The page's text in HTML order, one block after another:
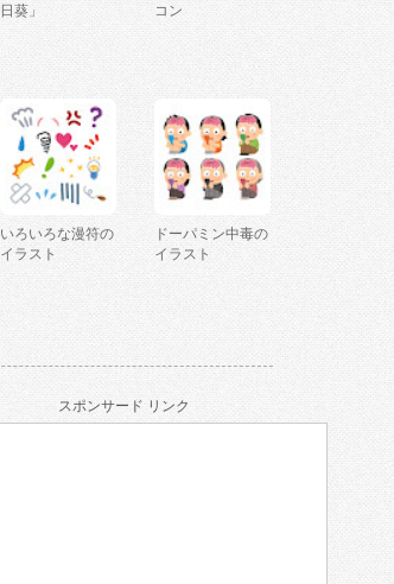
日葵」
コン
いろいろな漫符の
イラスト
ドーパミン中毒の
イラスト
スポンサード リンク